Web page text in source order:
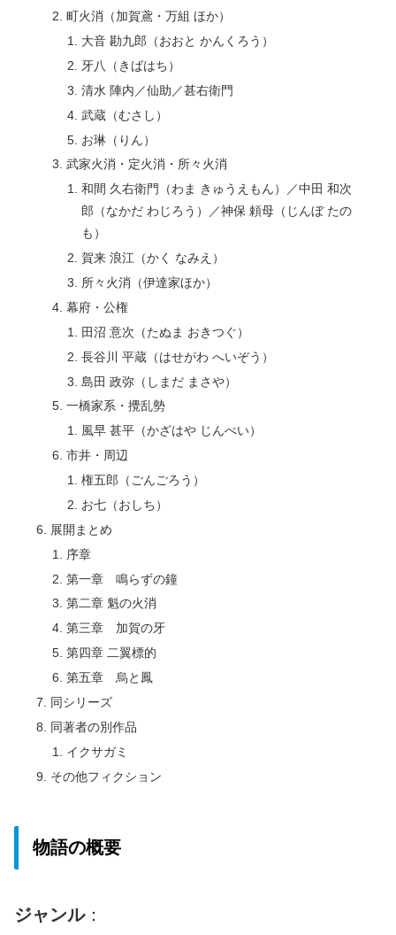
町火消（加賀鳶・万組 ほか）
大音 勘九郎（おおと かんくろう）
牙八（きばはち）
清水 陣内／仙助／甚右衛門
武蔵（むさし）
お琳（りん）
武家火消・定火消・所々火消
和間 久右衛門（わま きゅうえもん）／中田 和次
郎（なかだ わじろう）／神保 頼母（じんぼ たの
も）
賀来 浪江（かく なみえ）
所々火消（伊達家ほか）
幕府・公権
田沼 意次（たぬま おきつぐ）
長谷川 平蔵（はせがわ へいぞう）
島田 政弥（しまだ まさや）
一橋家系・攪乱勢
風早 甚平（かざはや じんぺい）
市井・周辺
権五郎（ごんごろう）
お七（おしち）
展開まとめ
序章
第一章 鳴らずの鐘
第二章 魁の火消
第三章 加賀の牙
第四章 二翼標的
第五章 烏と鳳
同シリーズ
同著者の別作品
イクサガミ
その他フィクション
物語の概要
ジャンル：